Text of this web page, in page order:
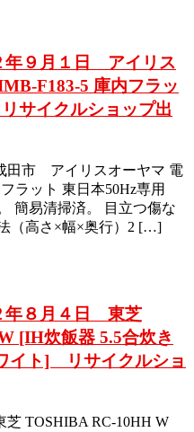
９月１日 アイリス
F183-5 庫内フラッ
サイクルショップ出
田市 アイリスオーヤマ 電
ラット 東日本50Hz専用
簡易清掃済。 目立つ傷な
（高さ×幅×奥行）2 […]
年８月４日 東芝
[IH炊飯器 5.5合炊き
イト] リサイクルショ
TOSHIBA RC-10HH W